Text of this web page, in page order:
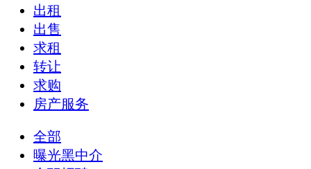
出租
出售
求租
转让
求购
房产服务
全部
曝光黑中介